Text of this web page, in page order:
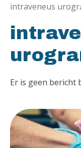
intraveneus
Er is geen bericht